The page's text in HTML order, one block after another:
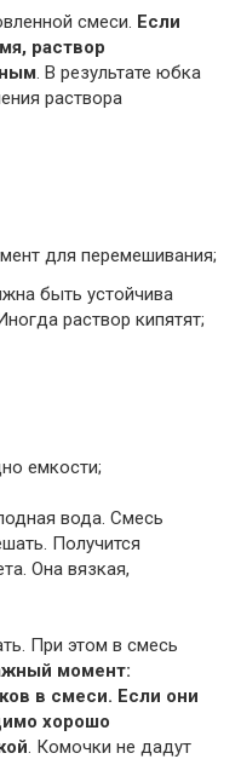
смеси. Если
раствор
. В результате юбка
раствора
для перемешивания;
быть устойчива
раствор кипятят;
емкости;
вода. Смесь
Получится
Она вязкая,
При этом в смесь
момент:
в смеси. Если они
хорошо
. Комочки не дадут